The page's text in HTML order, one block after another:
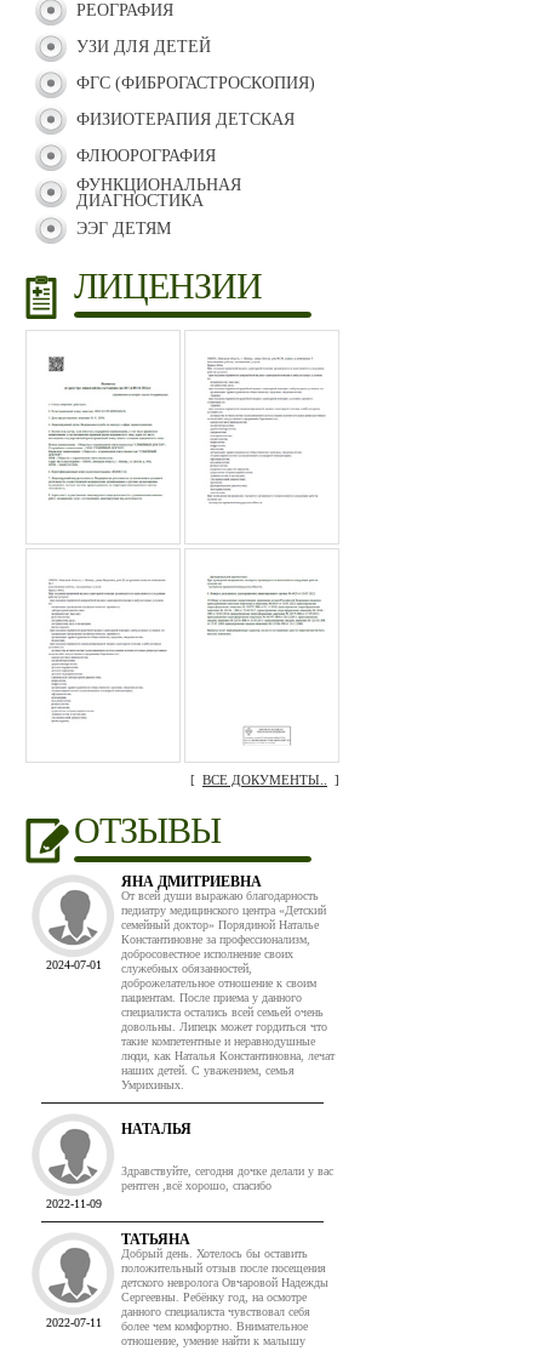
РЕОГРАФИЯ
УЗИ ДЛЯ ДЕТЕЙ
ФГС (ФИБРОГАСТРОСКОПИЯ)
ФИЗИОТЕРАПИЯ ДЕТСКАЯ
ФЛЮОРОГРАФИЯ
ФУНКЦИОНАЛЬНАЯ
ДИАГНОСТИКА
ЭЭГ ДЕТЯМ
ЛИЦЕНЗИИ
[ ВСЕ ДОКУМЕНТЫ.. ]
ОТЗЫВЫ
2024-07-01
ЯНА ДМИТРИЕВНА
От всей души выражаю благодарность
педиатру медицинского центра «Детский
семейный доктор» Порядиной Наталье
Константиновне за профессионализм,
добросовестное исполнение своих
служебных обязанностей,
доброжелательное отношение к своим
пациентам. После приема у данного
специалиста остались всей семьей очень
довольны. Липецк может гордиться что
такие компетентные и неравнодушные
люди, как Наталья Константиновна, лечат
наших детей. С уважением, семья
Умрихиных.
2022-11-09
НАТАЛЬЯ
Здравствуйте, сегодня дочке делали у вас
рентген ,всё хорошо, спасибо
2022-07-11
ТАТЬЯНА
Добрый день. Хотелось бы оставить
положительный отзыв после посещения
детского невролога Овчаровой Надежды
Сергеевны. Ребёнку год, на осмотре
данного специалиста чувствовал себя
более чем комфортно. Внимательное
отношение, умение найти к малышу